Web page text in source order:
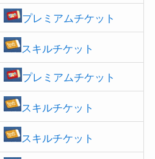
プレミアムチケット
スキルチケット
プレミアムチケット
スキルチケット
スキルチケット